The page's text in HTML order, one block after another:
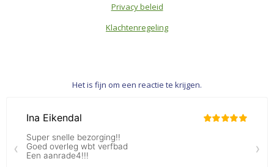
Privacy beleid
Klachtenregeling
Het is fijn om een reactie te krijgen.